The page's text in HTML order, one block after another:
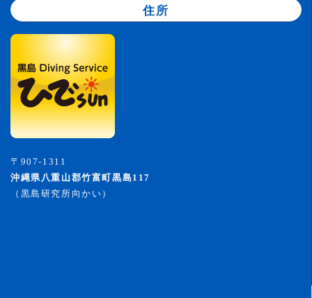
住所
〒907-1311
沖縄県八重山郡竹富町黒島117
（黒島研究所向かい）